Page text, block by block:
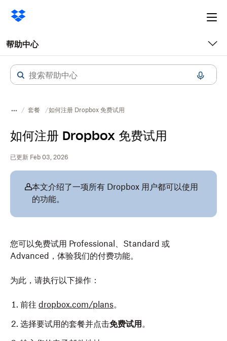
帮助中心
套餐 如何注册 Dropbox 免费试用
如何注册 Dropbox 免费试用
已更新 Feb 03, 2026
本文介绍了一项所有 Dropbox 用户都可以使用
的功能。
您可以免费试用 Professional、Standard 或
Advanced，体验我们的付费功能。
为此，请执行以下操作：
前往 dropbox.com/plans。
选择要试用的套餐并点击免费试用 。